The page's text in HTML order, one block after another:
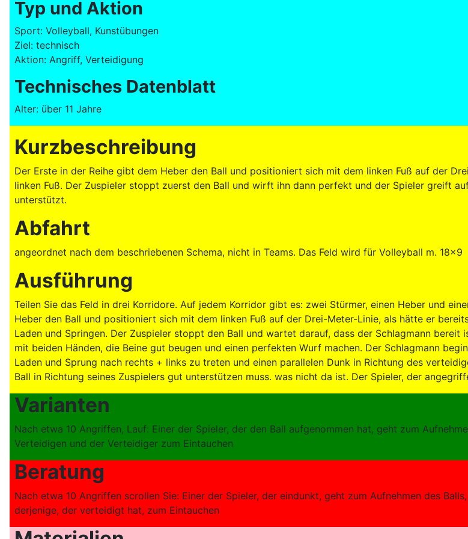
Typ und Aktion
Sport: Volleyball, Kunstübungen
Ziel: technisch
Aktion: Angriff, Verteidigung
Technisches Datenblatt
Alter: über 11 Jahre
Kurzbeschreibung
Der Erste in der Reihe gibt dem Heber den Ball und positioniert sich mit dem linken Fuß auf der
linken Fuß. Der Zuspieler stoppt zuerst den Ball und wirft ihn dann perfekt und der Spieler greift
unterstützt.
Abfahrt
angeordnet nach dem beschriebenen Schema, nicht in Teams. Das Feld wird für Volleyball m. 18x9
Ausführung
Teilen Sie das Feld in drei Korridore. Auf jedem Korridor gibt es: zwei Stürmer, einen Heber und
Heber den Ball und positioniert sich mit dem linken Fuß auf der Drei-Meter-Linie, als hätte er
Laden und Springen. Der Zuspieler stoppt den Ball und wartet darauf, dass der Schlagmann
mit beiden Händen, die Beine gut beugen und einen perfekten Wurf machen. Der Schlagmann
Laden und Sprung nach rechts + links zu treten und einen parallelen Dunk in Richtung des
Ball in Richtung seines Zuspielers gut unterstützen muss. was nicht da ist. Der Spieler, der
Varianten
Nach etwa 10 Angriffen, Lauf: Einer der Spieler, der den Ball aufgenommen hat, geht zum
Verteidigen und der Verteidiger zum Eintauchen
Beratung
Nach etwa 10 Angriffen scrollen Sie: Einer der Spieler, der eindunkt, geht zum Aufnehmen des
derjenige, der verteidigt hat, zum Eintauchen